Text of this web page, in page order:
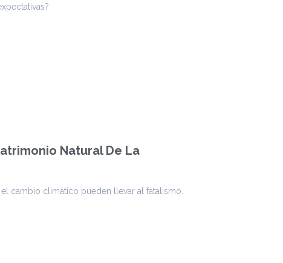
Natural De La
cambio climático pueden llevar al fatalismo.